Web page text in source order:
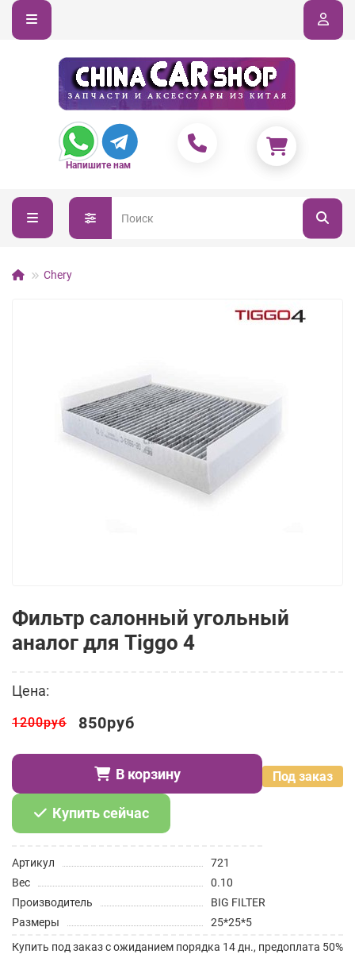
Напишите нам
Chery
Фильтр салонный угольный
аналог для Tiggo 4
Цена:
1200руб 850руб
Под заказ
В корзину
Купить сейчас
Артикул
721
Вес
0.10
Производитель
BIG FILTER
Размеры
25*25*5
Купить под заказ с ожиданием порядка 14 дн., предоплата 50%